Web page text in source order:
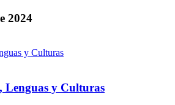
2024
y Culturas